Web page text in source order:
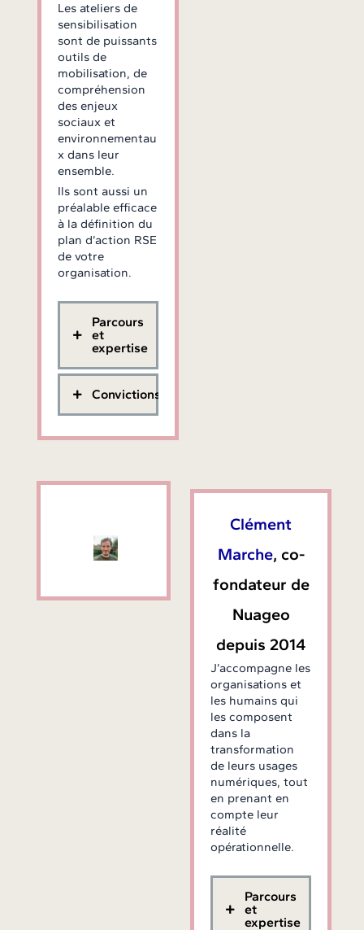
Les ateliers de
sensibilisation
sont de puissants
outils de
mobilisation, de
compréhension
des enjeux
sociaux et
environnementau
x dans leur
ensemble.
Ils sont aussi un
préalable efficace
à la définition du
plan d’action RSE
de votre
organisation.
Parcours
et
expertise
Convictions
Clément
Marche, co-
fondateur de
Nuageo
depuis 2014
J’accompagne les
organisations et
les humains qui
les composent
dans la
transformation
de leurs usages
numériques, tout
en prenant en
compte leur
réalité
opérationnelle.
Parcours
et
expertise